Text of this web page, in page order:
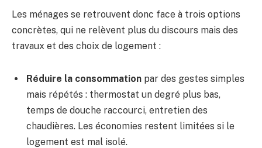
Les ménages se retrouvent donc face à trois options
concrètes, qui ne relèvent plus du discours mais des
travaux et des choix de logement :
Réduire la consommation par des gestes simples
mais répétés : thermostat un degré plus bas,
temps de douche raccourci, entretien des
chaudières. Les économies restent limitées si le
logement est mal isolé.